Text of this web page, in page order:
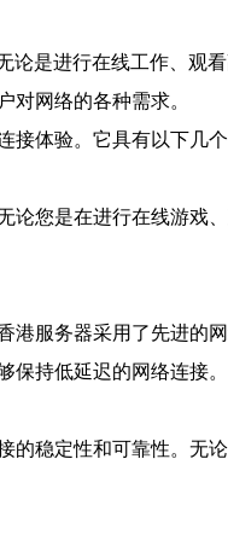
是进行在线工作、观
对网络的各种需求。
体验。它具有以下几个
您是在进行在线游戏
服务器采用了先进的
持低延迟的网络连接。
稳定性和可靠性。无